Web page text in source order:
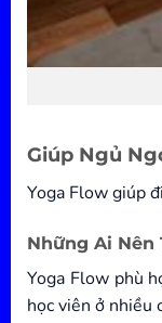
Giúp Ngủ
Yoga Flow giúp
Những Ai Nên
Yoga Flow phù
học viên ở nhiều